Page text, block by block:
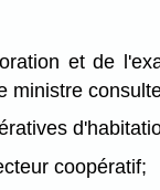
et de
ministre
coopératif;